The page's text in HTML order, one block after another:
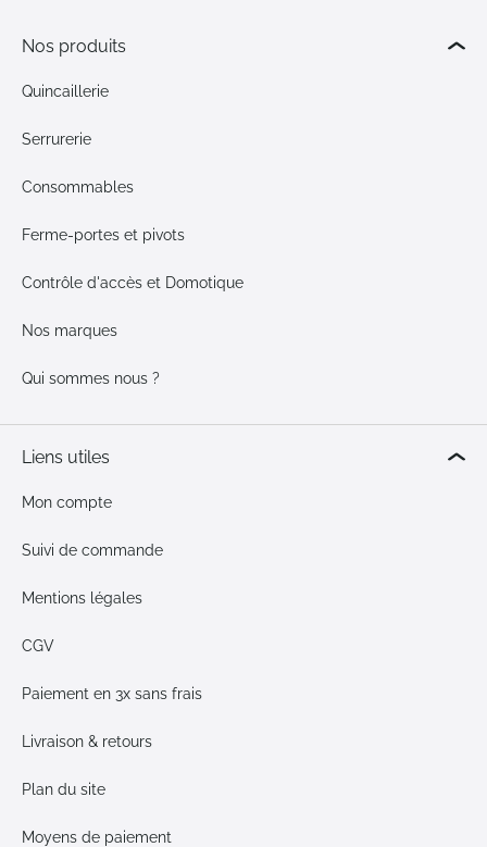
Nos produits
Quincaillerie
Serrurerie
Consommables
Ferme-portes et pivots
Contrôle d'accès et Domotique
Nos marques
Qui sommes nous ?
Liens utiles
Mon compte
Suivi de commande
Mentions légales
CGV
Paiement en 3x sans frais
Livraison & retours
Plan du site
Moyens de paiement